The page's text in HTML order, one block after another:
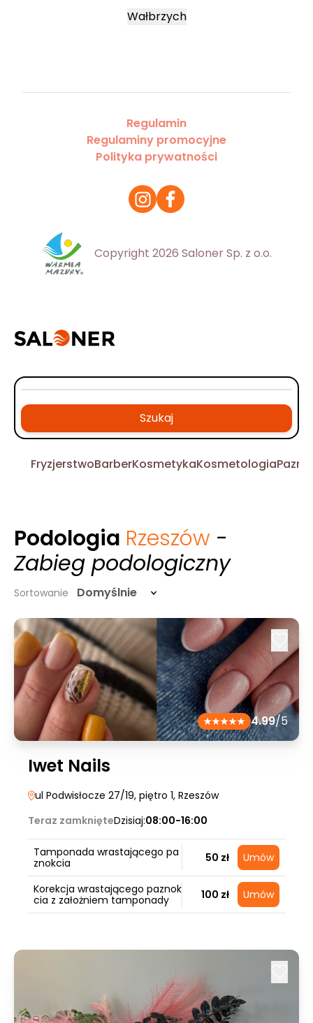
Wałbrzych
Regulamin
Regulaminy promocyjne
Polityka prywatności
Copyright 2026 Saloner Sp. z o.o.
Szukaj
FryzjerstwoBarberKosmetykaKosmetologia
Podologia Rzeszów -
Zabieg podologiczny
Sortowanie Domyślnie
4.99/5
Iwet Nails
ul Podwisłocze 27/19, piętro 1, Rzeszów
Teraz zamknięteDzisiaj:08:00-16:00
Tamponada wrastającego pa
znokcia
50 zł Umów
Korekcja wrastającego paznok
cia z założniem tamponady
100 zł Umów